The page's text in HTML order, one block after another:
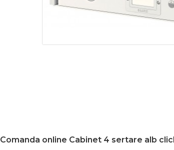
Comanda online Cabinet 4 sertare alb